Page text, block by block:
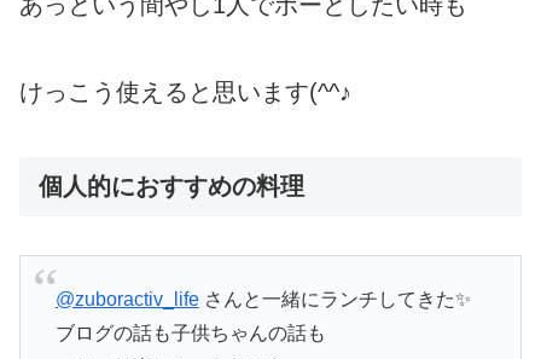
けっこう使えると思います(^^♪
個人的におすすめの料理
@zuboractiv_lifeさんと一緒にランチしてきた✨
ブログの話も子供ちゃんの話も